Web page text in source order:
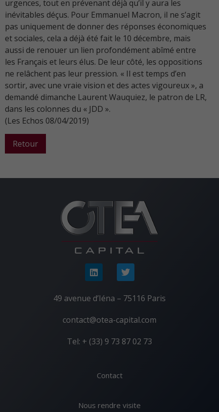
urgences, tout en prévenant déjà qu’il y aura les
inévitables déçus. Pour Emmanuel Macron, il ne s’agit
pas uniquement de donner des réponses économiques
et sociales, cela a déjà été fait le 10 décembre, mais
aussi de renouer un lien profondément abîmé entre
les Français et leurs élus. De leur côté, les oppositions
ne relâchent pas leur pression. « Il est temps d’en
sortir, avec une vraie vision et des actes vigoureux », a
demandé dimanche Laurent Wauquiez, le patron de LR,
dans les colonnes du « JDD ».
(Les Echos 08/04/2019)
Retour
49 avenue d’Iéna – 75116 Paris
contact@otea-capital.com
Tel: + (33) 9 73 87 02 73
Contact
Nous rendre visite